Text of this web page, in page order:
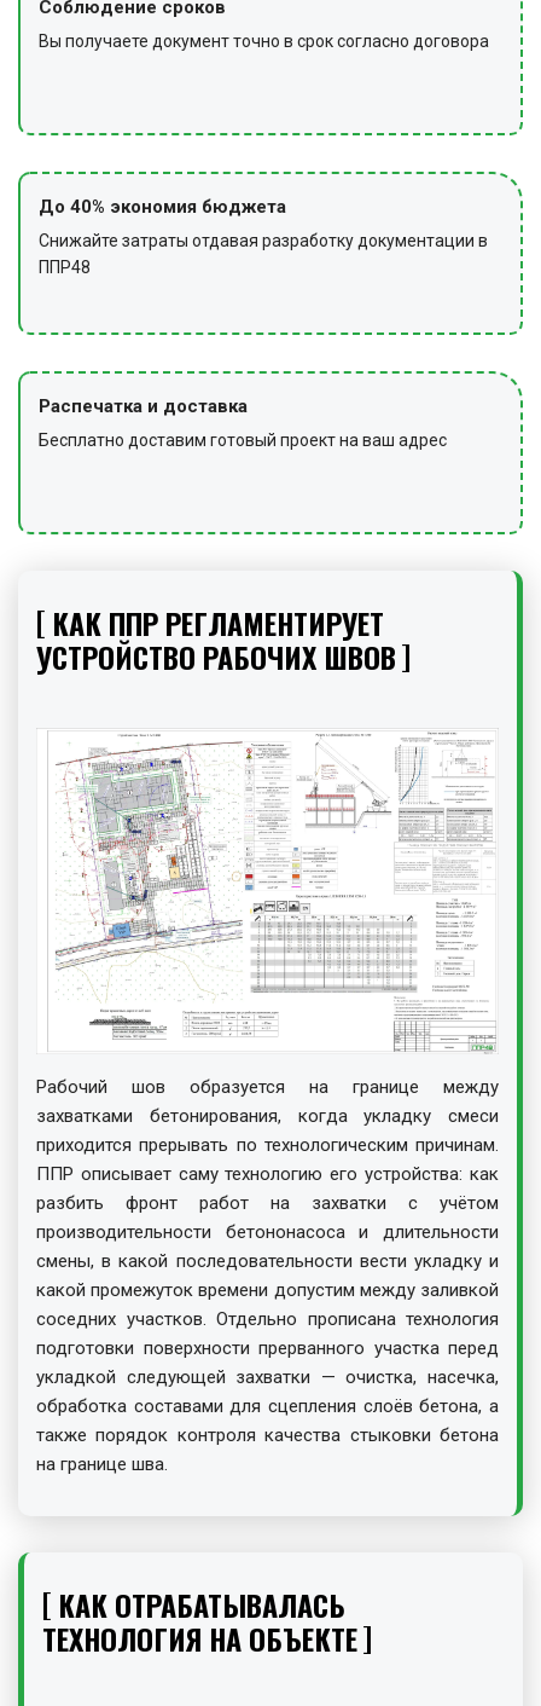
Соблюдение сроков
Вы получаете документ точно в срок согласно договора
До 40% экономия бюджета
Снижайте затраты отдавая разработку документации в
ППР48
Распечатка и доставка
Бесплатно доставим готовый проект на ваш адрес
КАК ППР РЕГЛАМЕНТИРУЕТ
УСТРОЙСТВО РАБОЧИХ ШВОВ
Рабочий шов образуется на границе между
захватками бетонирования, когда укладку смеси
приходится прерывать по технологическим причинам.
ППР описывает саму технологию его устройства: как
разбить фронт работ на захватки с учётом
производительности бетононасоса и длительности
смены, в какой последовательности вести укладку и
какой промежуток времени допустим между заливкой
соседних участков. Отдельно прописана технология
подготовки поверхности прерванного участка перед
укладкой следующей захватки — очистка, насечка,
обработка составами для сцепления слоёв бетона, а
также порядок контроля качества стыковки бетона
на границе шва.
КАК ОТРАБАТЫВАЛАСЬ
ТЕХНОЛОГИЯ НА ОБЪЕКТЕ